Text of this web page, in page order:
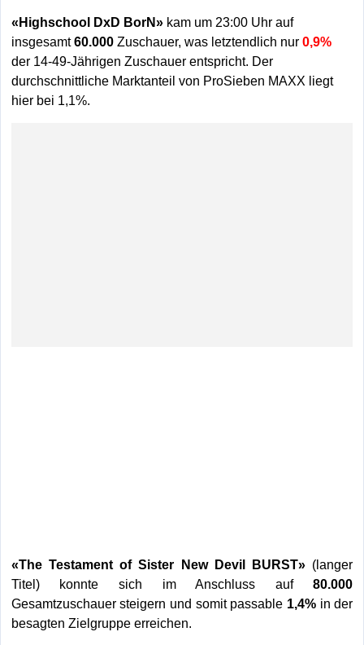
«Highschool DxD BorN»kam um 23:00 Uhr auf
insgesamt60.000Zuschauer, was letztendlich nur 0,9%
der 14-49-Jährigen Zuschauer entspricht. Der
durchschnittliche Marktanteil von ProSieben MAXX liegt
hier bei 1,1%.
«The Testament of Sister New Devil BURST» (langer
Titel) konnte sich im Anschluss auf80.000
Gesamtzuschauer steigern und somit passable 1,4% in der
besagten Zielgruppe erreichen.